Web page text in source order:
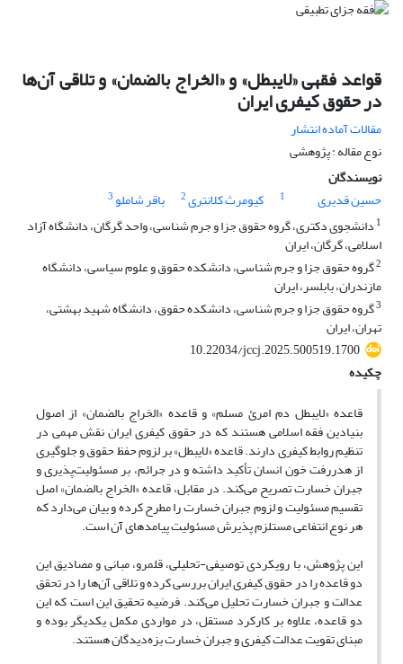
قواعد فقهی «لایبطل» و «الخراج بالضمان» و تلاقی آن‌ها
در حقوق کیفری ایران
مقالات آماده انتشار
نوع مقاله : پژوهشی
نویسندگان
حسین قدیری
1 کیومرث کلانتری2 باقر شاملو3
1 دانشجوی دکتری، گروه حقوق جزا و جرم شناسی، واحد گرگان، دانشگاه آزاد
اسلامی، گرگان، ایران
2گروه حقوق جزا و جرم شناسی، دانشکده حقوق و علوم سیاسی، دانشگاه
مازندران، بابلسر، ایران
3گروه حقوق جزا و جرم شناسی، دانشکده حقوق، دانشگاه شهید بهشتی،
تهران، ایران
10.22034/jccj.2025.500519.1700
چکیده
قاعده «لایبطل دم امرئ مسلم» و قاعده «الخراج بالضمان» از اصول
بنیادین فقه اسلامی هستند که در حقوق کیفری ایران نقش مهمی در
تنظیم روابط کیفری دارند. قاعده «لایبطل» بر لزوم حفظ حقوق و جلوگیری
از هدررفت خون انسان تأکید داشته و در جرائم، بر مسئولیت‌پذیری و
جبران خسارت تصریح می‌کند. در مقابل، قاعده «الخراج بالضمان» اصل
تقسیم مسئولیت و لزوم جبران خسارت را مطرح کرده و بیان می‌دارد که
هر نوع انتفاعی مستلزم پذیرش مسئولیت پیامدهای آن است.
این پژوهش، با رویکردی توصیفی-تحلیلی، قلمرو، مبانی و مصادیق این
دو قاعده را در حقوق کیفری ایران بررسی کرده و تلاقی آن‌ها را در تحقق
عدالت و جبران خسارت تحلیل می‌کند. فرضیه تحقیق این است که این
دو قاعده، علاوه بر کارکرد مستقل، در مواردی مکمل یکدیگر بوده و
مبنای تقویت عدالت کیفری و جبران خسارت بزه‌دیدگان هستند.